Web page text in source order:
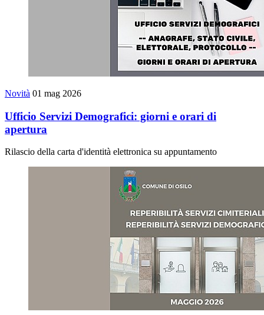
Novità 01 mag 2026
Ufficio Servizi Demografici: giorni e orari di
apertura
Rilascio della carta d'identità elettronica su appuntamento